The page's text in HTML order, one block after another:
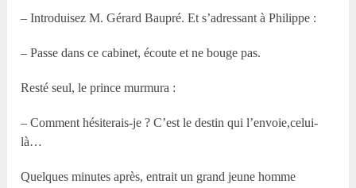
– Introduisez M. Gérard Baupré. Et s’adressant à Philippe :
– Passe dans ce cabinet, écoute et ne bouge pas.
Resté seul, le prince murmura :
– Comment hésiterais-je ? C’est le destin qui l’envoie,celui-
là…
Quelques minutes après, entrait un grand jeune homme